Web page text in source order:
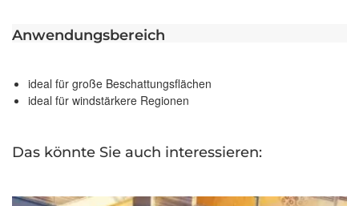
Anwendungsbereich
ideal für große Beschattungsflächen
ideal für windstärkere Regionen
Das könnte Sie auch interessieren: